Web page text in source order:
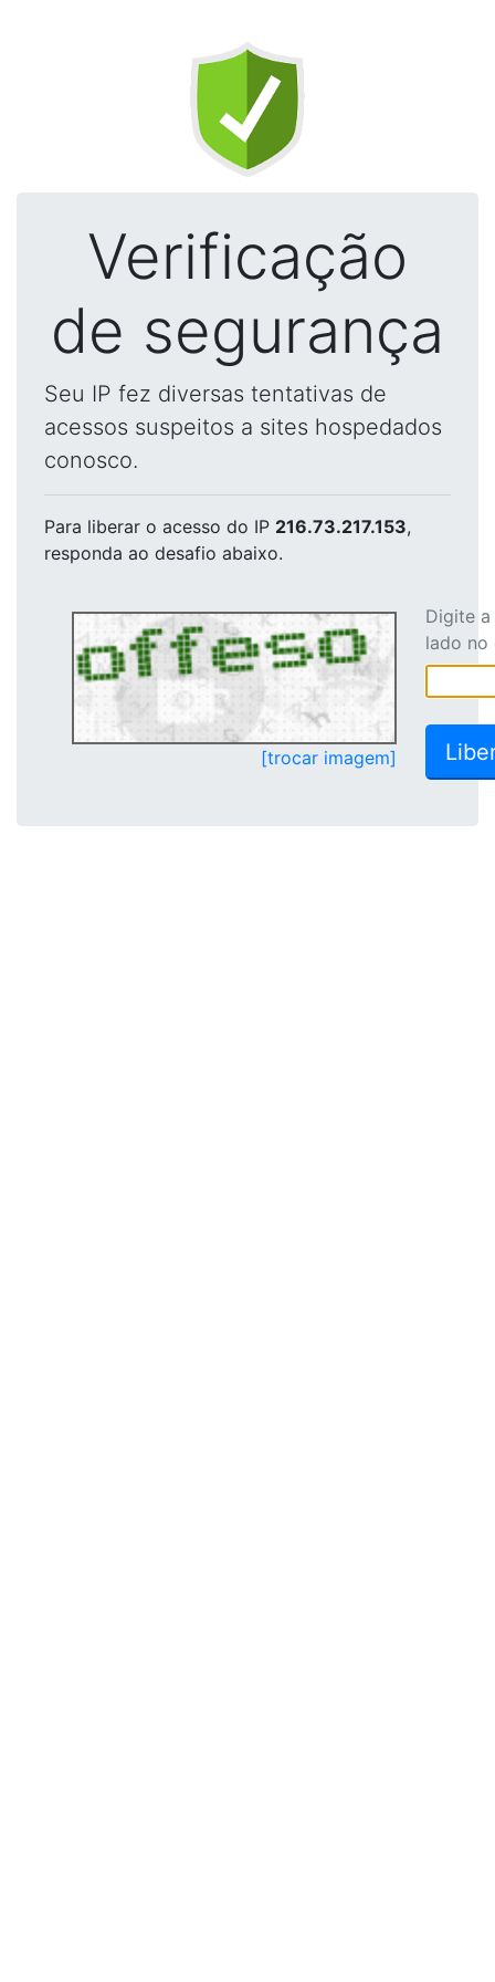
Verificação
de segurança
Seu IP fez diversas tentativas de
acessos suspeitos a sites hospedados
conosco.
Para liberar o acesso do IP 216.73.217.153,
responda ao desafio abaixo.
[trocar imagem]
Digite
lado no